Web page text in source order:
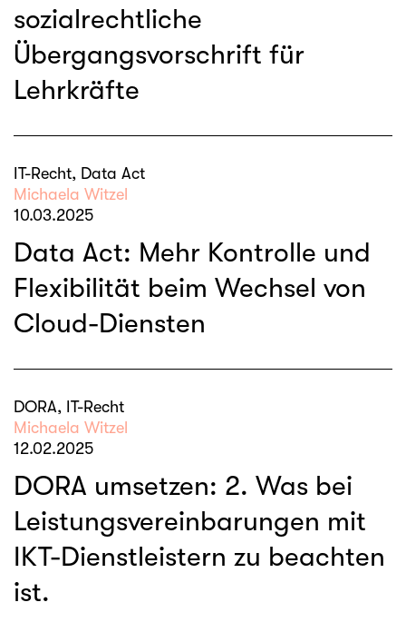
sozialrechtliche
Übergangsvorschrift für
Lehrkräfte
IT-Recht, Data Act
Michaela Witzel
10.03.2025
Data Act: Mehr Kontrolle und
Flexibilität beim Wechsel von
Cloud-Diensten
DORA, IT-Recht
Michaela Witzel
12.02.2025
DORA umsetzen: 2. Was bei
Leistungsvereinbarungen mit
IKT-Dienstleistern zu beachten
ist.